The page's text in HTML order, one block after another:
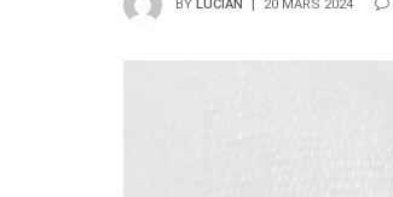
BY LUCIAN 20 MARS 2024